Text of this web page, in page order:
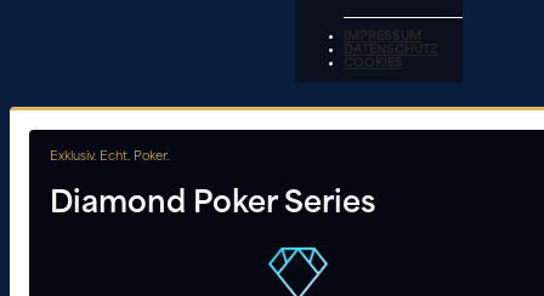
IMPRESSUM
DATENSCHUTZ
COOKIES
Exklusiv. Echt. Poker.
Diamond Poker Series